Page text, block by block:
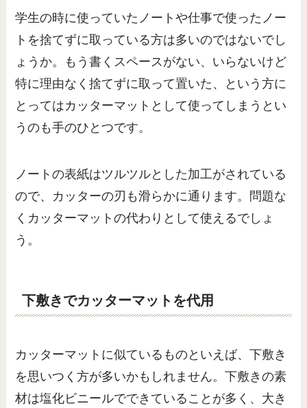
学生の時に使っていたノートや仕事で使ったノー
トを捨てずに取っている方は多いのではないでし
ょうか。もう書くスペースがない、いらないけど
特に理由なく捨てずに取って置いた、という方に
とってはカッターマットとして使ってしまうとい
うのも手のひとつです。
ノートの表紙はツルツルとした加工がされている
ので、カッターの刃も滑らかに通ります。問題な
くカッターマットの代わりとして使えるでしょ
う。
下敷きでカッターマットを代用
カッターマットに似ているものといえば、下敷き
を思いつく方が多いかもしれません。下敷きの素
材は塩化ビニールでできていることが多く、大き